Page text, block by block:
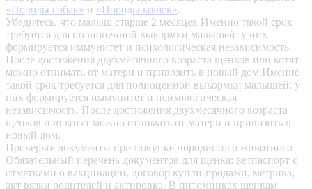
«Породы собак» и «Породы кошек».
Убедитесь, что малыш старше 2 месяцев Именно такой срок
требуется для полноценной выкормки малышей: у них
формируется иммунитет и психологическая независимость.
После достижения двухмесячного возраста щенков или котят
можно отнимать от матери и привозить в новый дом.Именно
такой срок требуется для полноценной выкормки малышей: у
них формируется иммунитет и психологическая
независимость. После достижения двухмесячного возраста
щенков или котят можно отнимать от матери и привозить в
новый дом.
Проверьте документы при покупке породистого животного
Обязательный перечень документов для щенка: ветпаспорт с
отметками о вакцинации, договор купли-продажи, метрика,
акт вязки родителей и актировка. В питомниках щенкам